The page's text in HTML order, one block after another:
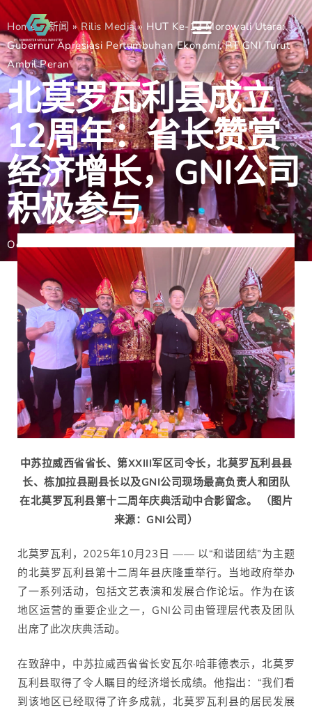
Home»新闻 »Rilis Media» HUT Ke-12 Morowali Utara:
Gubernur Apresiasi Pertumbuhan Ekonomi, PT GNI Turut
Ambil Peran
北莫罗瓦利县成立
12周年：省长赞赏
经济增长，GNI公司
积极参与
October 23, 2025 Gunbuster
中苏拉威西省省长、第XXIII军区司令长，北莫罗瓦利县县
长、栋加拉县副县长以及GNI公司现场最高负责人和团队
在北莫罗瓦利县第十二周年庆典活动中合影留念。 （图片
来源：GNI公司）
北莫罗瓦利，2025年10月23日 —— 以“和谐团结”为主题
的北莫罗瓦利县第十二周年县庆隆重举行。当地政府举办
了一系列活动，包括文艺表演和发展合作论坛。作为在该
地区运营的重要企业之一，GNI公司由管理层代表及团队
出席了此次庆典活动。
在致辞中，中苏拉威西省省长安瓦尔·哈菲德表示，北莫罗
瓦利县取得了令人瞩目的经济增长成绩。他指出：“我们看
到该地区已经取得了许多成就，北莫罗瓦利县的居民发展